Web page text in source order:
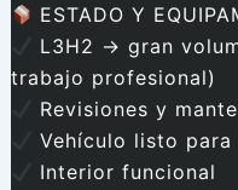
ESTADO Y
L3H2 → gran
trabajo profesional)
Revisiones y
Vehículo listo
Interior funcional